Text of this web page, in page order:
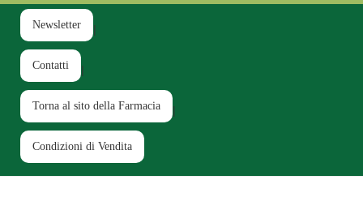
Passa
contenuto
principale
Newsletter
Contatti
Torna al sito della Farmacia
Condizioni di Vendita